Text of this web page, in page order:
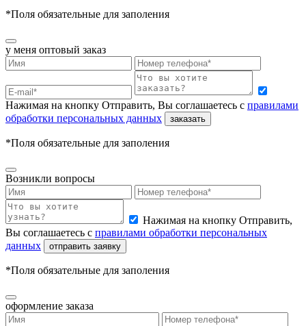
*Поля обязательные для заполения
у меня оптовый заказ
Нажимая на кнопку Отправить, Вы соглашаетесь с правилами
обработки персональных данных
заказать
*Поля обязательные для заполения
Возникли вопросы
Нажимая на кнопку Отправить,
Вы соглашаетесь с правилами обработки персональных
данных
отправить заявку
*Поля обязательные для заполения
оформление заказа